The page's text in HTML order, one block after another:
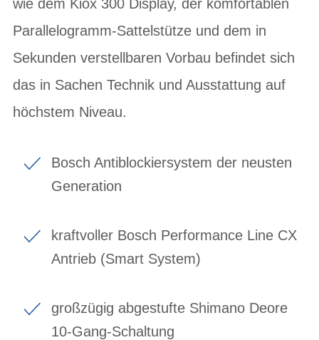
wie dem Kiox 300 Display, der komfortablen
Parallelogramm-Sattelstütze und dem in
Sekunden verstellbaren Vorbau befindet sich
das in Sachen Technik und Ausstattung auf
höchstem Niveau.
Bosch Antiblockiersystem der neusten
Generation
kraftvoller Bosch Performance Line CX
Antrieb (Smart System)
großzügig abgestufte Shimano Deore
10-Gang-Schaltung